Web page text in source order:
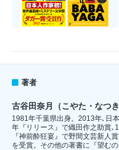
著者
古谷田奈月（こやた・なつき
1981年千葉県出身。2013年､日
年『リリース』で織田作之助賞
『神前酔狂宴』で野間文芸新人
を受賞。その他の著書に『望む